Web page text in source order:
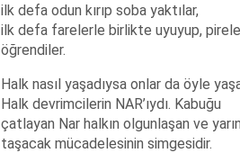
ilk defa odun kırıp soba yaktılar,
ilk defa farelerle birlikte uyuyup,
öğrendiler.
Halk nasıl yaşadıysa onlar da öyle
Halk devrimcilerin NAR’ıydı. Kabuğu
çatlayan Nar halkın olgunlaşan ve
taşacak mücadelesinin simgesidir.